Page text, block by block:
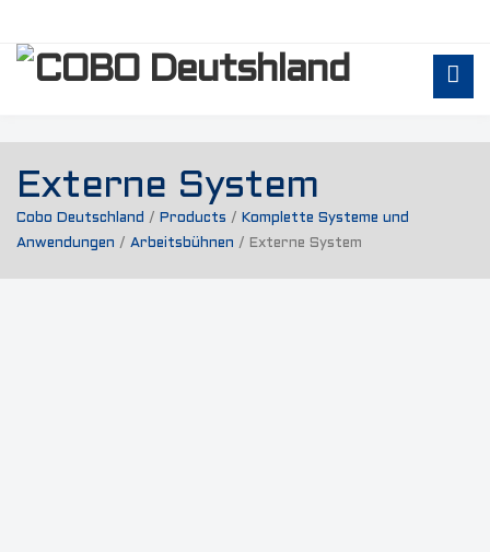
Externe System
Cobo Deutschland / Products / Komplette Systeme und
Anwendungen / Arbeitsbühnen / Externe System